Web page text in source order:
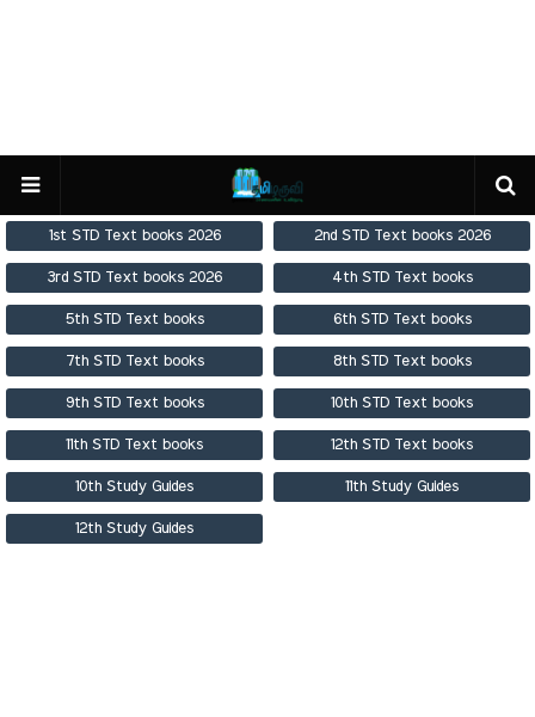
1st STD Text books 2026 2nd STD Text books 2026
3rd STD Text books 2026 4th STD Text books
5th STD Text books 6th STD Text books
7th STD Text books 8th STD Text books
9th STD Text books 10th STD Text books
11th STD Text books 12th STD Text books
10th Study Guides 11th Study Guides
12th Study Guides